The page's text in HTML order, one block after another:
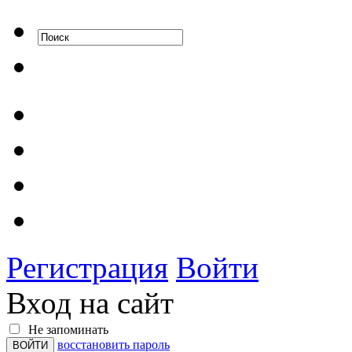
Регистрация Войти
Вход на сайт
Не запоминать
восстановить пароль